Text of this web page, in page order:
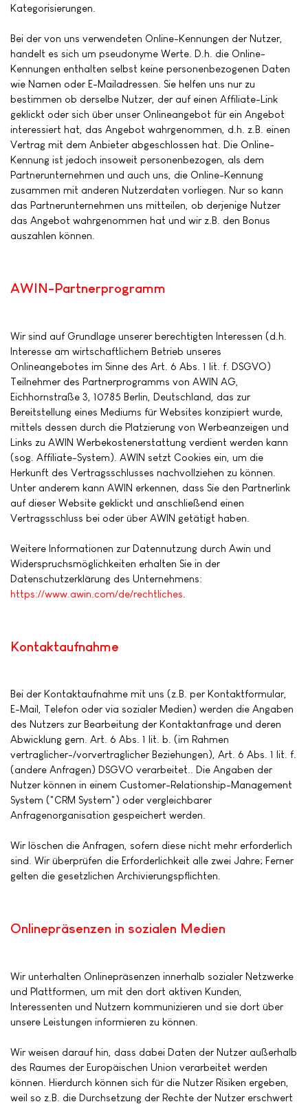
Kategorisierungen.
Bei der von uns verwendeten Online-Kennungen der Nutzer,
handelt es sich um pseudonyme Werte. D.h. die Online-
Kennungen enthalten selbst keine personenbezogenen Daten
wie Namen oder E-Mailadressen. Sie helfen uns nur zu
bestimmen ob derselbe Nutzer, der auf einen Affiliate-Link
geklickt oder sich über unser Onlineangebot für ein Angebot
interessiert hat, das Angebot wahrgenommen, d.h. z.B. einen
Vertrag mit dem Anbieter abgeschlossen hat. Die Online-
Kennung ist jedoch insoweit personenbezogen, als dem
Partnerunternehmen und auch uns, die Online-Kennung
zusammen mit anderen Nutzerdaten vorliegen. Nur so kann
das Partnerunternehmen uns mitteilen, ob derjenige Nutzer
das Angebot wahrgenommen hat und wir z.B. den Bonus
auszahlen können.
AWIN-Partnerprogramm
Wir sind auf Grundlage unserer berechtigten Interessen (d.h.
Interesse am wirtschaftlichem Betrieb unseres
Onlineangebotes im Sinne des Art. 6 Abs. 1 lit. f. DSGVO)
Teilnehmer des Partnerprogramms von AWIN AG,
Eichhornstraße 3, 10785 Berlin, Deutschland, das zur
Bereitstellung eines Mediums für Websites konzipiert wurde,
mittels dessen durch die Platzierung von Werbeanzeigen und
Links zu AWIN Werbekostenerstattung verdient werden kann
(sog. Affiliate-System). AWIN setzt Cookies ein, um die
Herkunft des Vertragsschlusses nachvollziehen zu können.
Unter anderem kann AWIN erkennen, dass Sie den Partnerlink
auf dieser Website geklickt und anschließend einen
Vertragsschluss bei oder über AWIN getätigt haben.
Weitere Informationen zur Datennutzung durch Awin und
Widerspruchsmöglichkeiten erhalten Sie in der
Datenschutzerklärung des Unternehmens:
https://www.awin.com/de/rechtliches
Kontaktaufnahme
Bei der Kontaktaufnahme mit uns (z.B. per Kontaktformular,
E-Mail, Telefon oder via sozialer Medien) werden die Angaben
des Nutzers zur Bearbeitung der Kontaktanfrage und deren
Abwicklung gem. Art. 6 Abs. 1 lit. b. (im Rahmen
vertraglicher-/vorvertraglicher Beziehungen), Art. 6 Abs. 1 lit. f.
(andere Anfragen) DSGVO verarbeitet.. Die Angaben der
Nutzer können in einem Customer-Relationship-Management
System ("CRM System") oder vergleichbarer
Anfragenorganisation gespeichert werden.
Wir löschen die Anfragen, sofern diese nicht mehr erforderlich
sind. Wir überprüfen die Erforderlichkeit alle zwei Jahre; Ferner
gelten die gesetzlichen Archivierungspflichten.
Onlinepräsenzen in sozialen Medien
Wir unterhalten Onlinepräsenzen innerhalb sozialer Netzwerke
und Plattformen, um mit den dort aktiven Kunden,
Interessenten und Nutzern kommunizieren und sie dort über
unsere Leistungen informieren zu können.
Wir weisen darauf hin, dass dabei Daten der Nutzer außerhalb
des Raumes der Europäischen Union verarbeitet werden
können. Hierdurch können sich für die Nutzer Risiken ergeben,
weil so z.B. die Durchsetzung der Rechte der Nutzer erschwert